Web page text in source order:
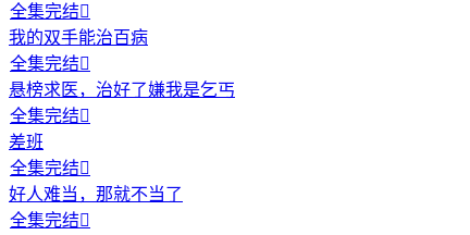
全集完结
我的双手能治百病
全集完结
悬榜求医，治好了嫌我是乞丐
全集完结
差班
全集完结
好人难当，那就不当了
全集完结